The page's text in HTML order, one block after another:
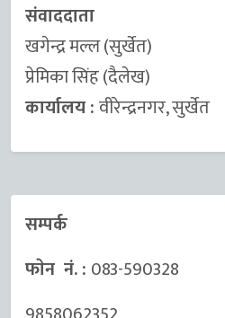
संवाददाता
खगेन्द्र मल्ल (सुर्खेत)
प्रेमिका सिंह (दैलेख)
कार्यालय :वीरेन्द्रनगर, सुर्खेत
सम्पर्क
फाेन नं. : 083-590328